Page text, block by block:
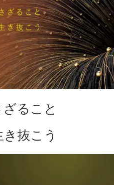
ること
抜こう